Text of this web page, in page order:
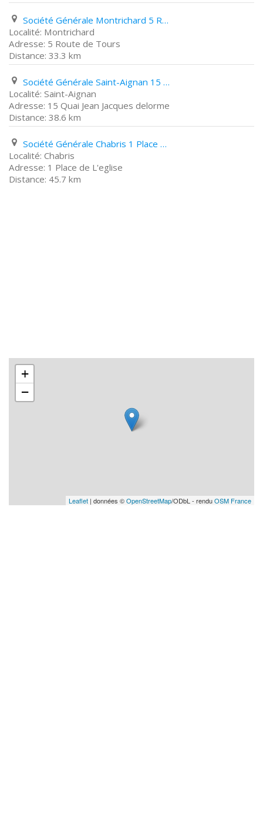
Société Générale Montrichard 5 Route de Tours
Montrichard
5 Route de Tours
33.3 km
Société Générale Saint-Aignan 15 Quai Jean Jacques delorme
Saint-Aignan
15 Quai Jean Jacques delorme
38.6 km
Société Générale Chabris 1 Place de L'eglise
Chabris
1 Place de L'eglise
45.7 km
+
−
Leaflet | données ©OpenStreetMap/ODbL - renduOSM France